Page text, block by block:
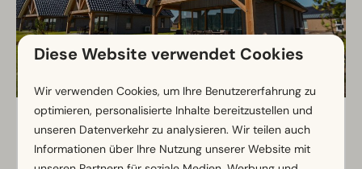
727 €
624 €
Duinvilla 8
Zeeland, Cadzand
Diese Website verwendet Cookies
Wir verwenden Cookies, um Ihre Benutzererfahrung zu
optimieren, personalisierte Inhalte bereitzustellen und
unseren Datenverkehr zu analysieren. Wir teilen auch
Informationen über Ihre Nutzung unserer Website mit